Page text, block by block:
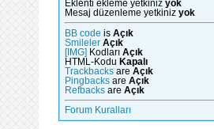
Eklenti ekleme yetkiniz yok
Mesaj düzenleme yetkiniz yok
BB code is Açık
Smileler Açık
[IMG] Kodları Açık
HTML-Kodu Kapalı
Trackbacks are Açık
Pingbacks are Açık
Refbacks are Açık
Forum Kuralları